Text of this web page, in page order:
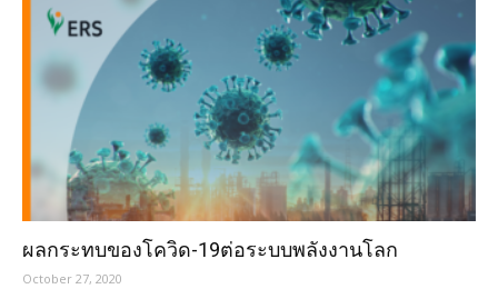
ผลกระทบของโควิด-19ต่อระบบพลังงานโลก
October 27, 2020